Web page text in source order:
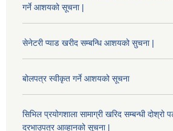
गर्ने आशयको सूचना |
सेनेटरी प्याड खरीद सम्बन्धि आशयको सुचना |
बोलपत्र स्वीकृत गर्ने आशयको सूचना
सिभिल प्रयोगशाला सामाग्री खरिद सम्बन्धी दोश्रो
दरभाउपत्र आव्हानको सूचना |